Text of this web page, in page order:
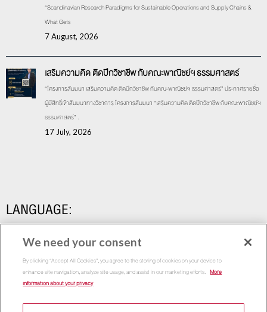
“Scandinavian Research Paradigms for Sustainable Operations and Supply Chains &
What Gets
7 August, 2026
เสริมความคิด ติดปีกวิชาชีพ กับคณะพาณิชย์ฯ ธรรมศาสตร์
“โครงการสัมมนา เสริมความคิด ติดปีกวิชาชีพ กับคณะพาณิชย์ฯ ธรรมศาสตร์” ประกาศรายชื่อ
ผู้มีสิทธิ์เข้าสัมมนาทางวิชาการ โครงการสัมมนา “เสริมความคิด ติดปีกวิชาชีพ กับคณะพาณิชย์ฯ
ธรรมศาสตร์” .
17 July, 2026
LANGUAGE:
We need your consent
By clicking “Accept All Cookies”, you agree to the storing of cookies on your device to
enhance site navigation, analyze site usage, and assist in our marketing efforts. More
information about your privacy